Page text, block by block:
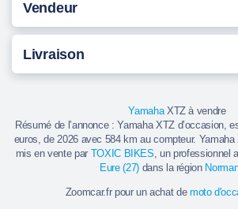
Vendeur
Livraison
YamahaXTZ à vendre
Résumé de l’annonce : Yamaha XTZ d’occasion,
euros, de 2026 avec 584 km au compteur.
mis en vente par TOXIC BIKES, un professionnel
Eure (27) dans la région
Zoomcar.fr pour un achat de moto